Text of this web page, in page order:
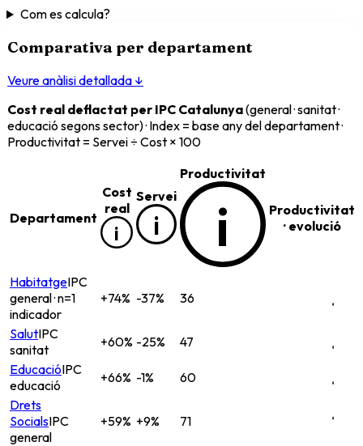
Com es calcula?
Comparativa per departament
Veure anàlisi detallada ↓
Cost real deflactat per IPC Catalunya(general · sanitat ·
educació segons sector) · Index = base any del departament ·
Productivitat = Servei ÷ Cost × 100
Departament
Cost
real
i
Servei
i
Productivitat
i
Productivitat
· evolució
HabitatgeIPC
general· n=1
indicador
+74% -37% 36
SalutIPC
sanitat
+60% -25%
47
EducacióIPC
educació
+66% -1%
60
Drets
SocialsIPC
general
+59% +9% 71